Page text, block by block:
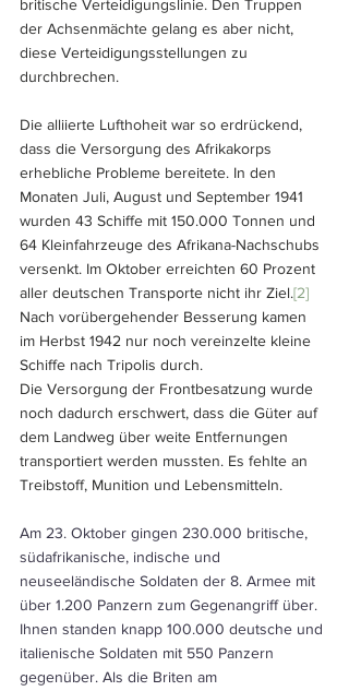
britische Verteidigungslinie. Den Truppen
der Achsenmächte gelang es aber nicht,
diese Verteidigungsstellungen zu
durchbrechen.
Die alliierte Lufthoheit war so erdrückend,
dass die Versorgung des Afrikakorps
erhebliche Probleme bereitete. In den
Monaten Juli, August und September 1941
wurden 43 Schiffe mit 150.000 Tonnen und
64 Kleinfahrzeuge des Afrikana-Nachschubs
versenkt. Im Oktober erreichten 60 Prozent
aller deutschen Transporte nicht ihr Ziel.[2]
Nach vorübergehender Besserung kamen
im Herbst 1942 nur noch vereinzelte kleine
Schiffe nach Tripolis durch.
Die Versorgung der Frontbesatzung wurde
noch dadurch erschwert, dass die Güter auf
dem Landweg über weite Entfernungen
transportiert werden mussten. Es fehlte an
Treibstoff, Munition und Lebensmitteln.
Am 23. Oktober gingen 230.000 britische,
südafrikanische, indische und
neuseeländische Soldaten der 8. Armee mit
über 1.200 Panzern zum Gegenangriff über.
Ihnen standen knapp 100.000 deutsche und
italienische Soldaten mit 550 Panzern
gegenüber. Als die Briten am